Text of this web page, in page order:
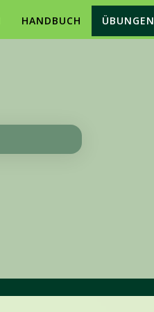
HANDBUCH ÜBUNGEN